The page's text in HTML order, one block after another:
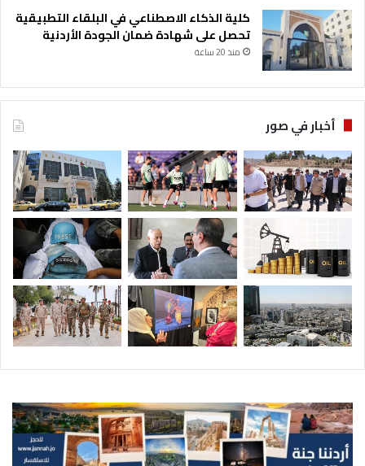
كلية الذكاء الاصطناعي في البلقاء التطبيقية
تحصل على شهادة ضمان الجودة الأردنية
منذ 20 ساعة
أخبار في صور